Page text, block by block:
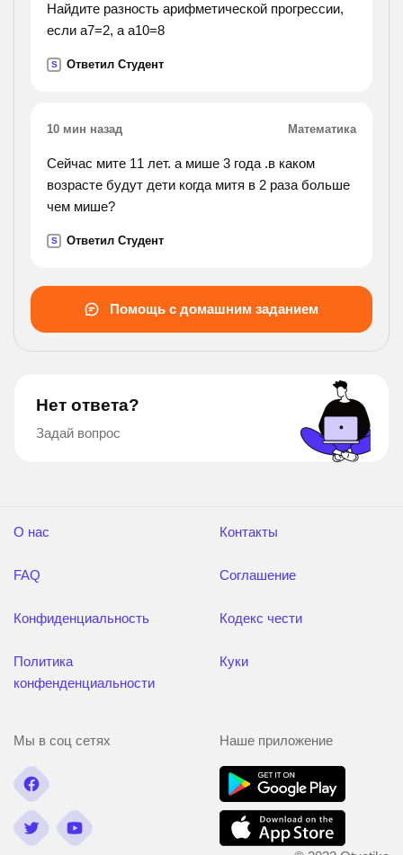
Найдите разность арифметической прогрессии,
если а7=2, а а10=8
S Ответил Студент
10 мин назад Математика
Сейчас мите 11 лет. а мише 3 года .в каком
возрасте будут дети когда митя в 2 раза больше
чем мише?
S Ответил Студент
Помощь с домашним заданием
Нет ответа?
Задай вопрос
О нас
FAQ
Конфиденциальность
Политика
конфенденциальности
Контакты
Соглашение
Кодекс чести
Куки
Мы в соц сетях Наше приложение